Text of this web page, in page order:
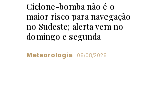
Ciclone-bomba não é o
maior risco para navegação
no Sudeste; alerta vem no
domingo e segunda
Meteorologia 06/08/2026